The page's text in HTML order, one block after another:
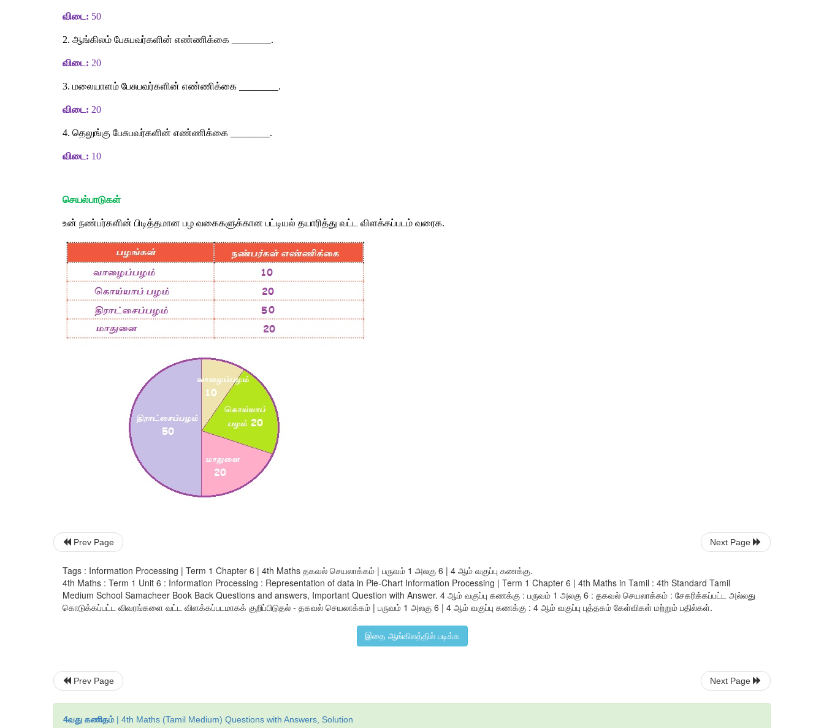
விடை : 50
2. ஆங்கிலம் பேசுபவர்களின் எண்ணிக்கை ________.
விடை : 20
3. மலையாளம் பேசுபவர்களின் எண்ணிக்கை ________.
விடை : 20
4. தெலுங்கு பேசுபவர்களின் எண்ணிக்கை ________.
விடை : 10
செயல்பாடுகள்
உன் நண்பர்களின் பிடித்தமான பழ வகைகளுக்கான பட்டியல் தயாரித்து வட்ட விளக்கப்படம் வரைக.
Prev Page Next Page
Tags : Information Processing | Term 1 Chapter 6 | 4th Maths தகவல் செயலாக்கம் | பருவம் 1 அலகு 6 | 4 ஆம் வகுப்பு கணக்கு.
4th Maths : Term 1 Unit 6 : Information Processing : Representation of data in Pie-Chart Information Processing | Term 1 Chapter 6 | 4th Maths in Tamil : 4th Standard Tamil
Medium School Samacheer Book Back Questions and answers, Important Question with Answer. 4 ஆம் வகுப்பு கணக்கு : பருவம் 1 அலகு 6 : தகவல் செயலாக்கம் : சேகரிக்கப்பட்ட அல்லது
கொடுக்கப்பட்ட விவரங்களை வட்ட விளக்கப்படமாகக் குறிப்பிடுதல் - தகவல் செயலாக்கம் | பருவம் 1 அலகு 6 | 4 ஆம் வகுப்பு கணக்கு : 4 ஆம் வகுப்பு புத்தகம் கேள்விகள் மற்றும் பதில்கள்.
இதை ஆங்கிலத்தில் படிக்க
Prev Page Next Page
4வது கணிதம் | 4th Maths (Tamil Medium) Questions with Answers, Solution